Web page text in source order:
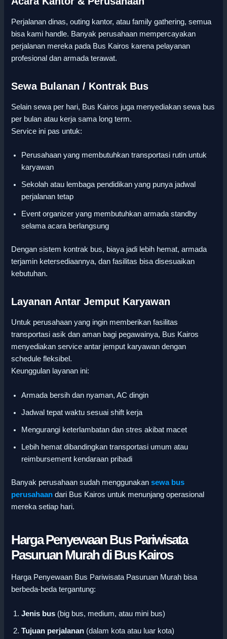
Perjalanan dinas, outing kantor, atau family gathering, semua
bisa kami handle. Banyak perusahaan mempercayakan
perjalanan mereka pada Bus Kairos karena pelayanan
profesional dan armada terawat.
Sewa Bulanan / Kontrak Bus
Selain sewa per hari, Bus Kairos juga menyediakan sewa bus
per bulan atau kerja sama long term.
Service ini pas untuk:
Perusahaan yang membutuhkan transportasi rutin untuk
karyawan
Sekolah atau lembaga pendidikan yang punya jadwal
perjalanan tetap
Event organizer yang membutuhkan armada standby
selama acara berlangsung
Dengan sistem kontrak bus, biaya jadi lebih hemat, armada
terjamin ketersediaannya, dan fasilitas bisa disesuaikan
kebutuhan.
Layanan Antar Jemput Karyawan
Untuk perusahaan yang ingin memberikan fasilitas
transportasi asik dan aman bagi pegawainya, Bus Kairos
menyediakan service antar jemput karyawan dengan
schedule fleksibel.
Keunggulan layanan ini:
Armada bersih dan nyaman, AC dingin
Jadwal tepat waktu sesuai shift kerja
Mengurangi keterlambatan dan stres akibat macet
Lebih hemat dibandingkan transportasi umum atau
reimbursement kendaraan pribadi
Banyak perusahaan sudah menggunakan sewa bus
perusahaan dari Bus Kairos untuk menunjang operasional
mereka setiap hari.
Harga Penyewaan Bus Pariwisata
Pasuruan Murah di Bus Kairos
Harga Penyewaan Bus Pariwisata Pasuruan Murah bisa
berbeda-beda tergantung:
Jenis bus (big bus, medium, atau mini bus)
Tujuan perjalanan (dalam kota atau luar kota)